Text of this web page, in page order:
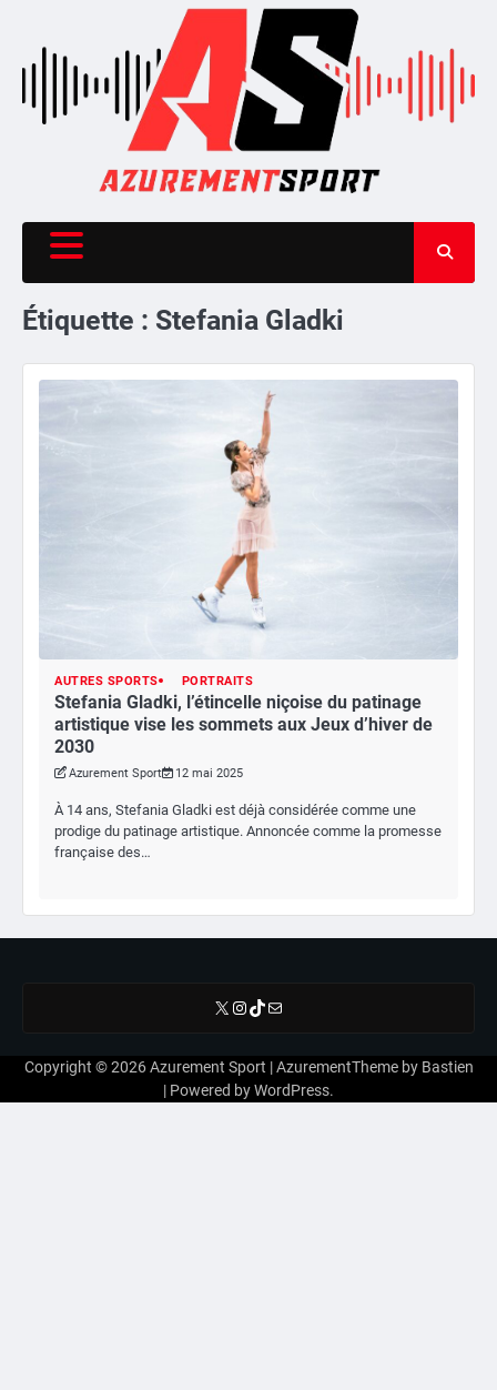
content
Étiquette : Stefania Gladki
AUTRES SPORTS PORTRAITS
Stefania Gladki, l’étincelle niçoise du patinage
artistique vise les sommets aux Jeux d’hiver de
2030
Azurement Sport 12 mai 2025
À 14 ans, Stefania Gladki est déjà considérée comme une
prodige du patinage artistique. Annoncée comme la promesse
française des…
X Instagram
TikTok
E-mail
Copyright © 2026Azurement Sport | AzurementTheme by Bastien
| Powered byWordPress.